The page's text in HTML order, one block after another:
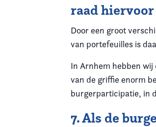
raad hiervoor
Door een groot
van portefeuilles is
In Arnhem hebben
van de griffie enorm
burgerparticipatie, in
7. Als de